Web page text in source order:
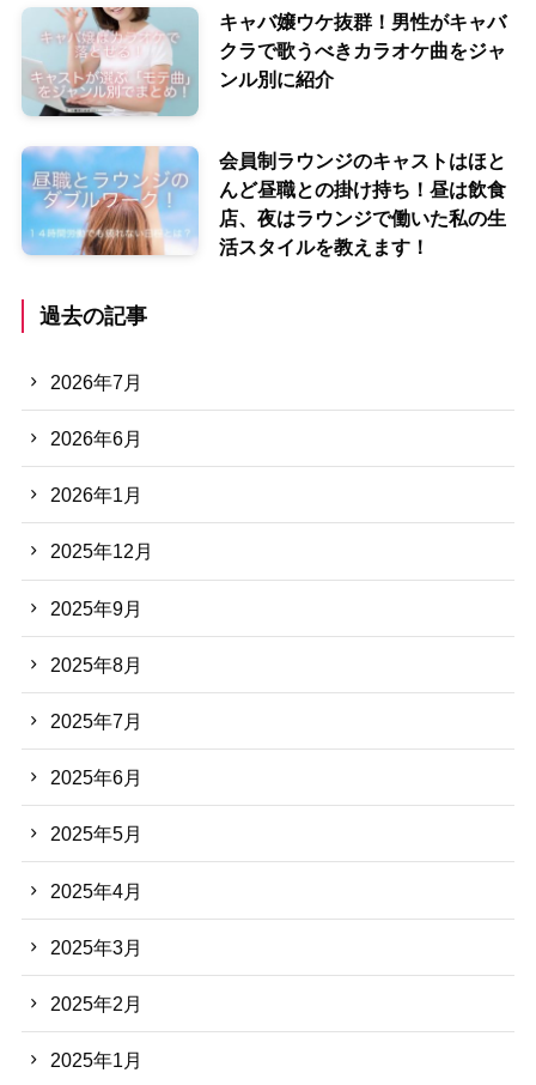
キャバ嬢ウケ抜群！男性がキャバ
クラで歌うべきカラオケ曲をジャ
ンル別に紹介
会員制ラウンジのキャストはほと
んど昼職との掛け持ち！昼は飲食
店、夜はラウンジで働いた私の生
活スタイルを教えます！
過去の記事
2026年7月
2026年6月
2026年1月
2025年12月
2025年9月
2025年8月
2025年7月
2025年6月
2025年5月
2025年4月
2025年3月
2025年2月
2025年1月